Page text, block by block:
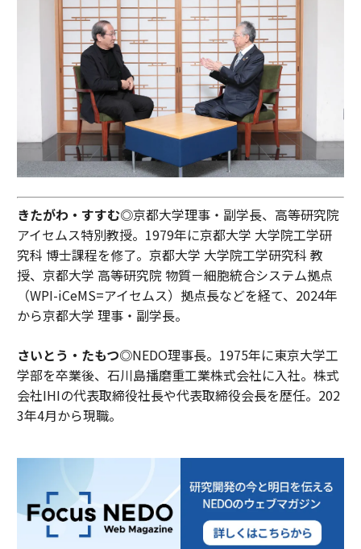
きたがわ・すすむ◎京都大学理事・副学長、高等研究院
アイセムス特別教授。1979年に京都大学 大学院工学研
究科 博士課程を修了。京都大学 大学院工学研究科 教
授、京都大学 高等研究院 物質－細胞統合システム拠点
（WPI-iCeMS=アイセムス）拠点長などを経て、2024年
から京都大学 理事・副学長。
さいとう・たもつ◎NEDO理事長。1975年に東京大学工
学部を卒業後、石川島播磨重工業株式会社に入社。株式
会社IHIの代表取締役社長や代表取締役会長を歴任。202
3年4月から現職。